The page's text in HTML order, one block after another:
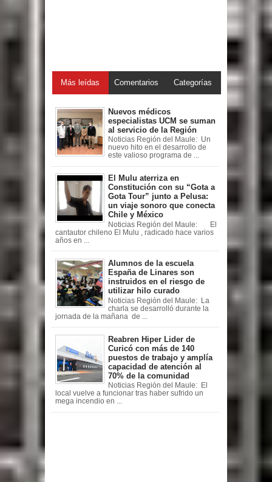
Más leídas Comentarios Categorías
Nuevos médicos
especialistas UCM se suman
al servicio de la Región
Noticias Región del Maule: Un
nuevo hito en el desarrollo de
este valioso programa de ...
El Mulu aterriza en
Constitución con su “Gota a
Gota Tour” junto a Pelusa:
un viaje sonoro que conecta
Chile y México
Noticias Región del Maule: El
cantautor chileno El Mulu , radicado hace varios
años en ...
Alumnos de la escuela
España de Linares son
instruidos en el riesgo de
utilizar hilo curado
Noticias Región del Maule: La
charla se desarrolló durante la
jornada de la mañana de ...
Reabren Hiper Lider de
Curicó con más de 140
puestos de trabajo y amplía
capacidad de atención al
70% de la comunidad
Noticias Región del Maule: El
local vuelve a funcionar tras haber sufrido un
mega incendio en ...